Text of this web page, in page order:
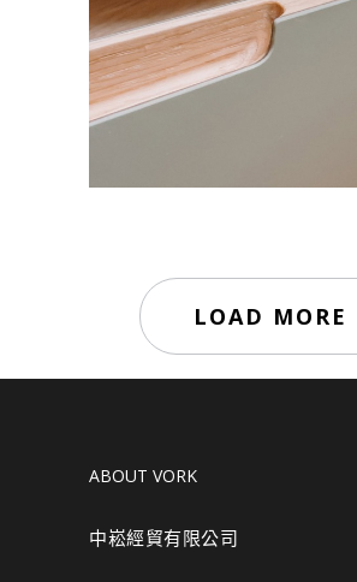
FORBO FURNITURE LINOLEUM
LOAD MORE
ABOUT VORK
中崧經貿有限公司